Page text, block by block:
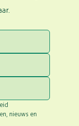
nieuws en